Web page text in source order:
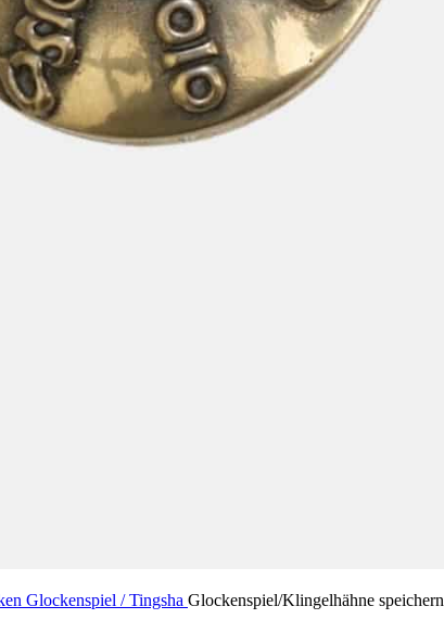
Glockenspiel / Tingsha Glockenspiel/Klingelhähne speichern